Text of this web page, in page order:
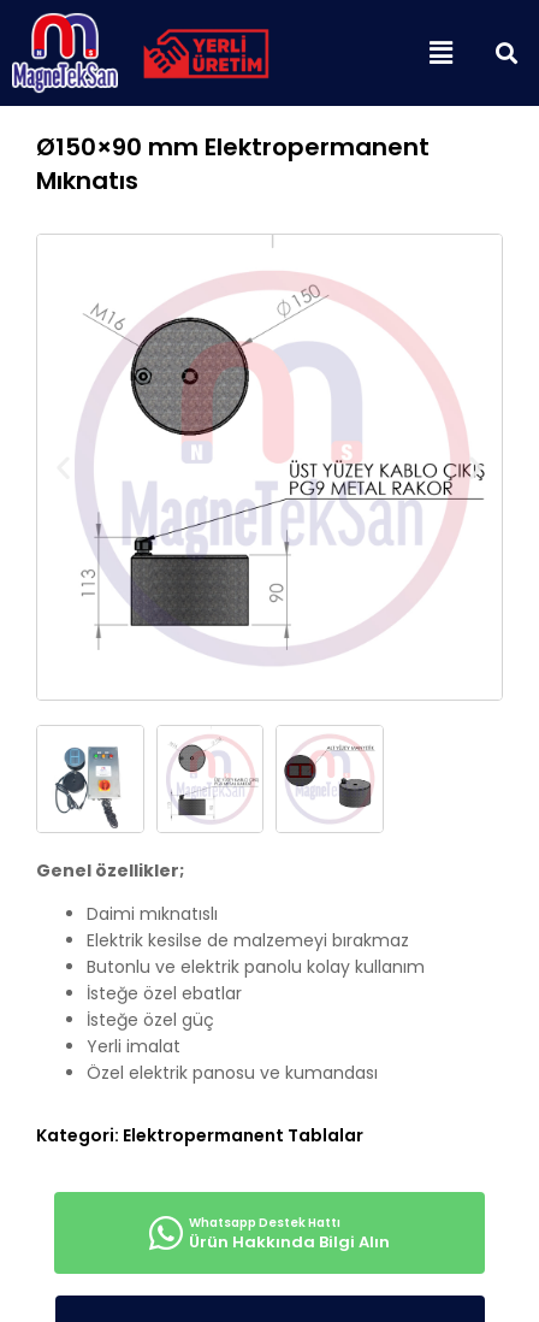
İçeriğe
Menu
Ø150×90 mm Elektropermanent
Mıknatıs
Genel özellikler;
Daimi mıknatıslı
Elektrik kesilse de malzemeyi bırakmaz
Butonlu ve elektrik panolu kolay kullanım
İsteğe özel ebatlar
İsteğe özel güç
Yerli imalat
Özel elektrik panosu ve kumandası
Kategori: Elektropermanent Tablalar
Ürün Hakkında Bilgi Alın